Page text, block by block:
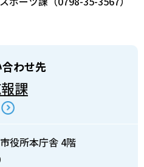
わせ先
課
役所本庁舎 4階